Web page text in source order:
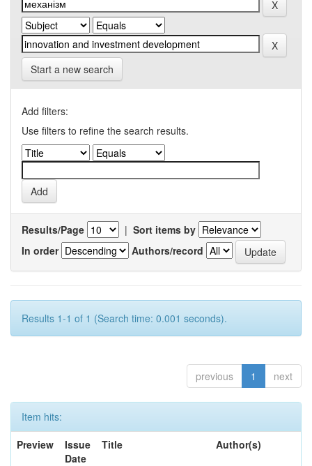
Start a new search
Add filters:
Use filters to refine the search results.
Results/Page | Sort items by
In order
Authors/record
Results 1-1 of 1 (Search time: 0.001 seconds).
previous 1 next
Item hits:
Preview
Issue
Date
Title Author(s)